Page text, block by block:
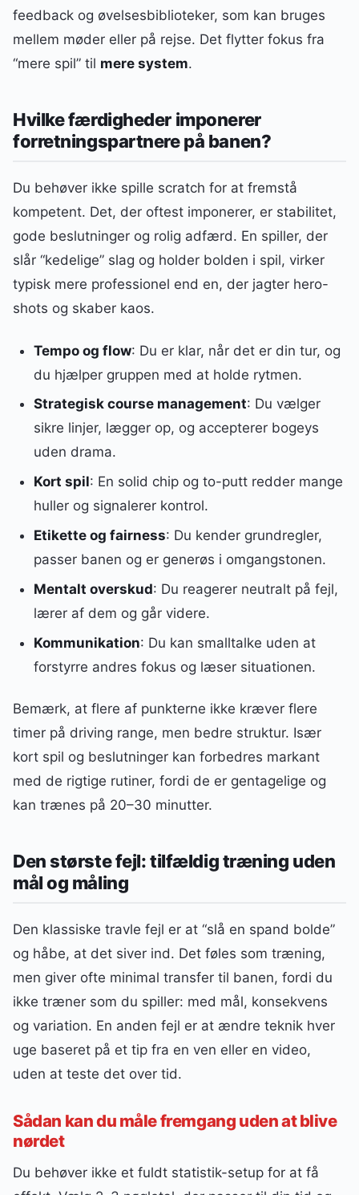
feedback og øvelsesbiblioteker, som kan bruges
mellem møder eller på rejse. Det flytter fokus fra
“mere spil” til mere system.
Hvilke færdigheder imponerer
forretningspartnere på banen?
Du behøver ikke spille scratch for at fremstå
kompetent. Det, der oftest imponerer, er stabilitet,
gode beslutninger og rolig adfærd. En spiller, der
slår “kedelige” slag og holder bolden i spil, virker
typisk mere professionel end en, der jagter hero-
shots og skaber kaos.
Tempo og flow: Du er klar, når det er din tur, og
du hjælper gruppen med at holde rytmen.
Strategisk course management: Du vælger
sikre linjer, lægger op, og accepterer bogeys
uden drama.
Kort spil: En solid chip og to-putt redder mange
huller og signalerer kontrol.
Etikette og fairness: Du kender grundregler,
passer banen og er generøs i omgangstonen.
Mentalt overskud: Du reagerer neutralt på fejl,
lærer af dem og går videre.
Kommunikation: Du kan smalltalke uden at
forstyrre andres fokus og læser situationen.
Bemærk, at flere af punkterne ikke kræver flere
timer på driving range, men bedre struktur. Især
kort spil og beslutninger kan forbedres markant
med de rigtige rutiner, fordi de er gentagelige og
kan trænes på 20–30 minutter.
Den største fejl: tilfældig træning uden
mål og måling
Den klassiske travle fejl er at “slå en spand bolde”
og håbe, at det siver ind. Det føles som træning,
men giver ofte minimal transfer til banen, fordi du
ikke træner som du spiller: med mål, konsekvens
og variation. En anden fejl er at ændre teknik hver
uge baseret på et tip fra en ven eller en video,
uden at teste det over tid.
Sådan kan du måle fremgang uden at blive
nørdet
Du behøver ikke et fuldt statistik-setup for at få